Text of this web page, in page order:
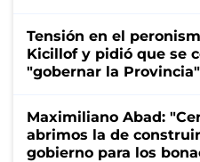
Tensión en el
Kicillof y pidió que se
"gobernar la Provincia"
Maximiliano Abad:
abrimos la de
gobierno para los